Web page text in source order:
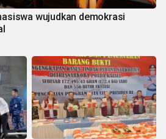
wujudkan demokrasi